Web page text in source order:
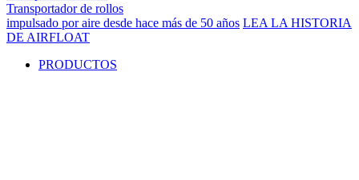
Transportador de rollos
impulsado por aire desde hace más de 50 años LEA LA HISTORIA
DE AIRFLOAT
PRODUCTOS